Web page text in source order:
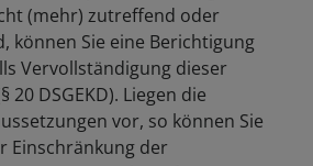
(mehr) zutreffend oder
können Sie eine Berichtigung
Vervollständigung dieser
20 DSGEKD). Liegen die
vor, so können Sie
Einschränkung der